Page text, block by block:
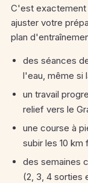
C'est exactement
ajuster votre
plan
des séances
l'eau, même si
un travail
relief vers le
une course à
subir les 10 km
des semaines
(2, 3, 4 sorties